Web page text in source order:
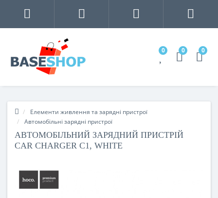
0 0 0
Елементи живлення та зарядні пристрої
Автомобільні зарядні пристрої
АВТОМОБІЛЬНИЙ ЗАРЯДНИЙ ПРИСТРІЙ
CAR CHARGER C1, WHITE